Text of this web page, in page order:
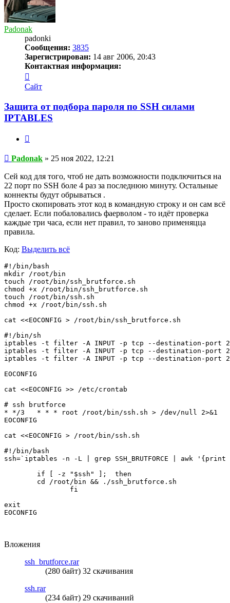
Padonak
padonki
Сообщения: 3835
Зарегистрирован: 14 авг 2006, 20:43
Контактная информация:
информация
пользователя
Сайт
Защита от подбора пароля по SSH силами
IPTABLES
Сообщение
Padonak » 25 ноя 2022, 12:21
Сей код для того, чтоб не дать возможности подключиться на
22 порт по SSH боле 4 раз за последнюю минуту. Остальные
коннекты будут обрываться .
Просто скопировать этот код в командную строку и он сам всё
сделает. Если побаловались фаерволом - то идёт проверка
каждые три часа, если нет правил, то заново применяцца
правила.
Код: Выделить всё
#!/bin/bash
mkdir /root/bin
touch /root/bin/ssh_brutforce.sh
chmod +x /root/bin/ssh_brutforce.sh
touch /root/bin/ssh.sh
chmod +x /root/bin/ssh.sh
cat <<EOCONFIG > /root/bin/ssh_brutforce.sh
#!/bin/sh
iptables -t filter -A INPUT -p tcp --destination-port 22
iptables -t filter -A INPUT -p tcp --destination-port 22
iptables -t filter -A INPUT -p tcp --destination-port
EOCONFIG
cat <<EOCONFIG >> /etc/crontab
# ssh brutforce
* */3   * * * root /root/bin/ssh.sh > /dev/null 2>&1
EOCONFIG
cat <<EOCONFIG > /root/bin/ssh.sh
#!/bin/bash
ssh=`iptables -n -L | grep SSH_BRUTFORCE | awk
        if [ -z "$ssh" ];  then
        cd /root/bin && ./ssh_brutforce.sh
                fi
exit
EOCONFIG
Вложения
ssh_brutforce.rar
(280 байт) 32 скачивания
ssh.rar
(234 байт) 29 скачиваний